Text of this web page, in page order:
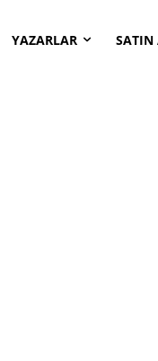
YAZARLAR SATIN